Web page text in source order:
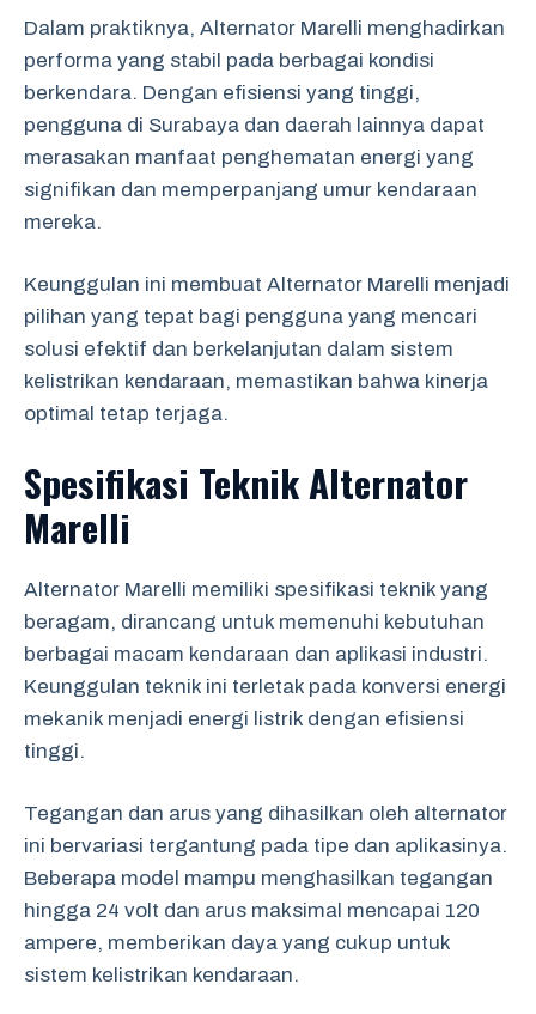
Dalam praktiknya, Alternator Marelli menghadirkan
performa yang stabil pada berbagai kondisi
berkendara. Dengan efisiensi yang tinggi,
pengguna di Surabaya dan daerah lainnya dapat
merasakan manfaat penghematan energi yang
signifikan dan memperpanjang umur kendaraan
mereka.
Keunggulan ini membuat Alternator Marelli menjadi
pilihan yang tepat bagi pengguna yang mencari
solusi efektif dan berkelanjutan dalam sistem
kelistrikan kendaraan, memastikan bahwa kinerja
optimal tetap terjaga.
Spesifikasi Teknik Alternator
Marelli
Alternator Marelli memiliki spesifikasi teknik yang
beragam, dirancang untuk memenuhi kebutuhan
berbagai macam kendaraan dan aplikasi industri.
Keunggulan teknik ini terletak pada konversi energi
mekanik menjadi energi listrik dengan efisiensi
tinggi.
Tegangan dan arus yang dihasilkan oleh alternator
ini bervariasi tergantung pada tipe dan aplikasinya.
Beberapa model mampu menghasilkan tegangan
hingga 24 volt dan arus maksimal mencapai 120
ampere, memberikan daya yang cukup untuk
sistem kelistrikan kendaraan.